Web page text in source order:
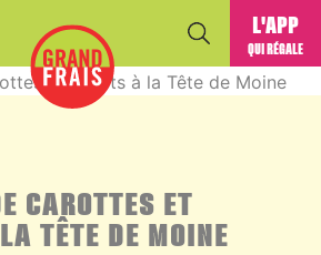
L'APP
QUI RÉGALE
CAROTTES ET
TÊTE DE MOINE